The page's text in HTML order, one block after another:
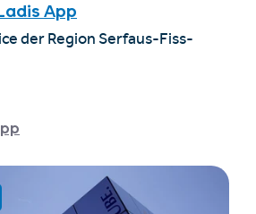
App
der Region Serfaus-Fiss-